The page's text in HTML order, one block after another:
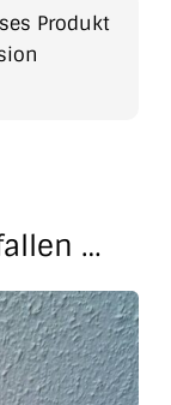
Produkt
…